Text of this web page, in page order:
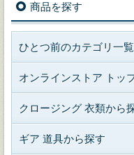
商品を探す
ひとつ前のカテゴリ一覧
オンラインストア トッ
クロージング 衣類から
ギア 道具から探す